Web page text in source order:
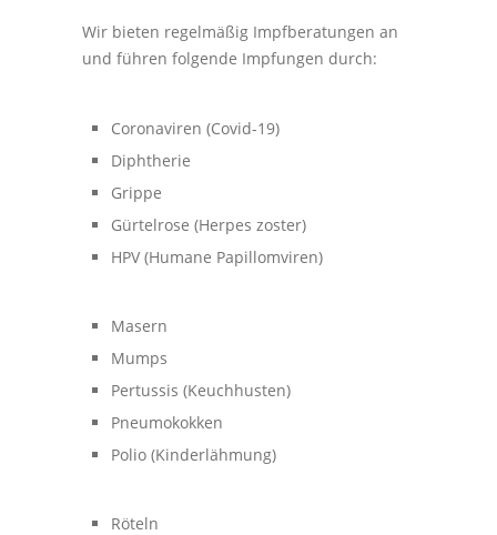
Wir bieten regelmäßig Impfberatungen an
und führen folgende Impfungen durch:
Coronaviren (Covid-19)
Diphtherie
Grippe
Gürtelrose (Herpes zoster)
HPV (Humane Papillomviren)
Masern
Mumps
Pertussis (Keuchhusten)
Pneumokokken
Polio (Kinderlähmung)
Röteln